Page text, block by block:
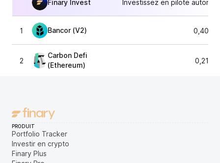
Finary Invest Investissez en pilote
1 Bancor (V2)
2
Carbon Defi
(Ethereum)
PRODUIT
Portfolio Tracker
Investir en crypto
Finary Plus